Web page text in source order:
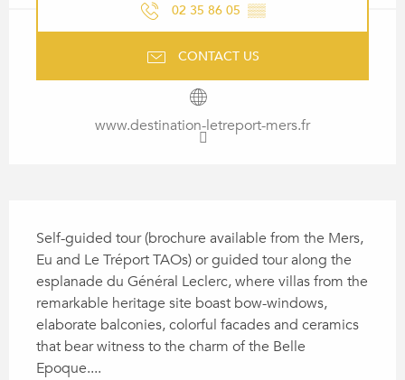
02 35 86 05 ▒▒
CONTACT US
www.destination-letreport-mers.fr
Self-guided tour (brochure available from the Mers,
Eu and Le Tréport TAOs) or guided tour along the
esplanade du Général Leclerc, where villas from the
remarkable heritage site boast bow-windows,
elaborate balconies, colorful facades and ceramics
that bear witness to the charm of the Belle
Epoque....